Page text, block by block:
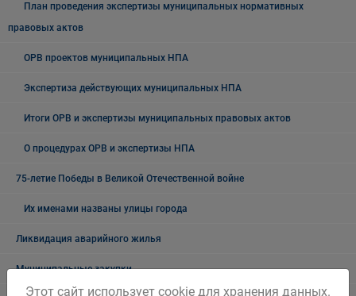
План проведения экспертизы муниципальных нормативных
правовых актов
ОРВ проектов муниципальных НПА
Экспертиза действующих муниципальных НПА
Итоги ОРВ и экспертизы муниципальных правовых актов
О процедурах ОРВ и экспертизы НПА
75-летие Победы в Великой Отечественной войне
Их именами названы улицы города
Ликвидация аварийного жилья
Муниципальные закупки
Этот сайт использует cookie для хранения данных.